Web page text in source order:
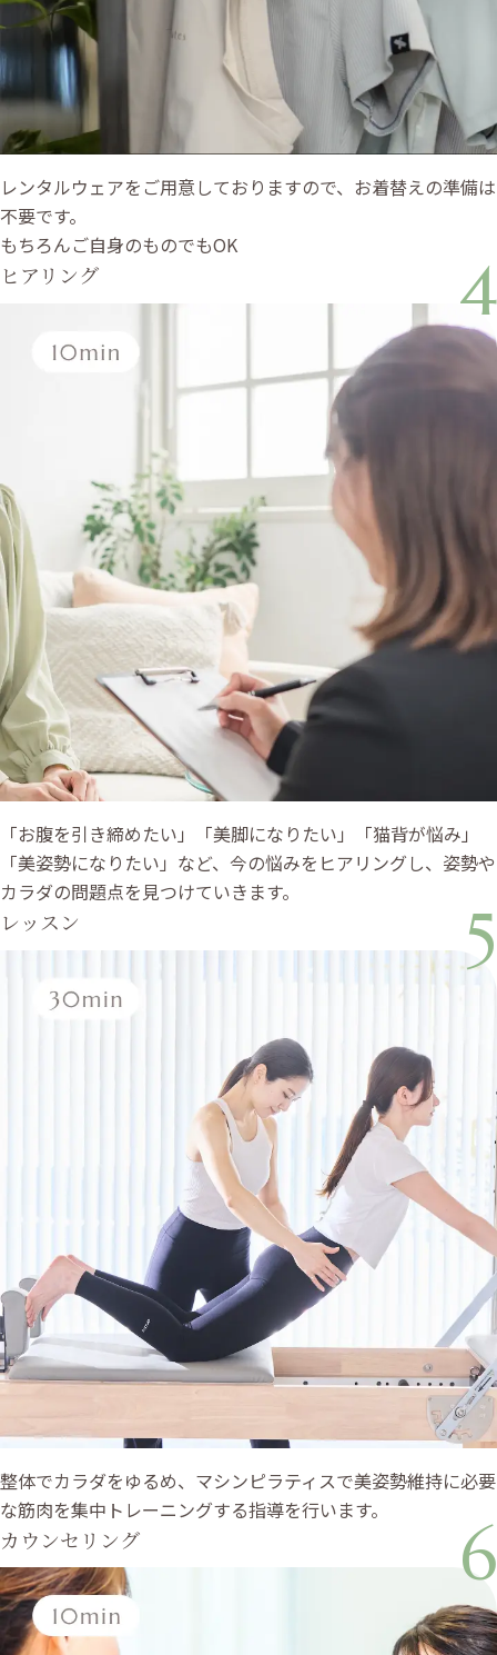
レンタルウェアをご用意しておりますので、お着替えの準備は
不要です。
もちろんご自身のものでもOK
4
ヒアリング
「お腹を引き締めたい」「美脚になりたい」「猫背が悩み」
「美姿勢になりたい」など、今の悩みをヒアリングし、姿勢や
カラダの問題点を見つけていきます。
5
レッスン
整体でカラダをゆるめ、マシンピラティスで美姿勢維持に必要
な筋肉を集中トレーニングする指導を行います。
6
カウンセリング